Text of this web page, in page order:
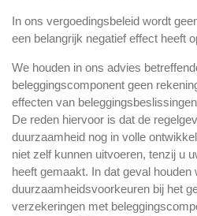
In ons vergoedingsbeleid wordt
een belangrijk negatief effect heeft
We houden in ons advies
beleggingscomponent geen
effecten van
De reden hiervoor is dat de
duurzaamheid nog in volle
niet zelf kunnen uitvoeren, tenzij u
heeft gemaakt. In dat geval houden
duurzaamheidsvoorkeuren bij het
verzekeringen met